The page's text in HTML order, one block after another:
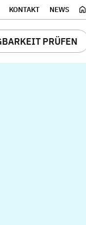
KONTAKT NEWS
PRÜFEN